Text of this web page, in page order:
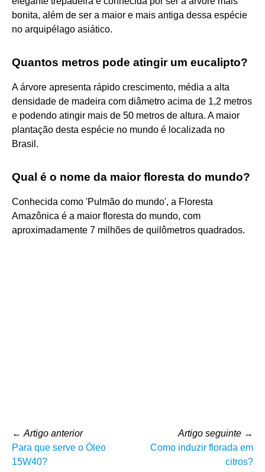
bonita, além de ser a maior e mais antiga dessa espécie
no arquipélago asiático.
Quantos metros pode atingir um eucalipto?
A árvore apresenta rápido crescimento, média a alta
densidade de madeira com diâmetro acima de 1,2 metros
e podendo atingir mais de 50 metros de altura. A maior
plantação desta espécie no mundo é localizada no
Brasil.
Qual é o nome da maior floresta do mundo?
Conhecida como 'Pulmão do mundo', a Floresta
Amazônica é a maior floresta do mundo, com
aproximadamente 7 milhões de quilômetros quadrados.
← Artigo anterior
Para que serve o Óleo
15W40?
Artigo seguinte →
Como induzir florada em
citros?